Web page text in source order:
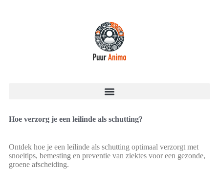
Hoe verzorg je een leilinde als schutting?
Ontdek hoe je een leilinde als schutting optimaal verzorgt met
snoeitips, bemesting en preventie van ziektes voor een gezonde,
groene afscheiding.